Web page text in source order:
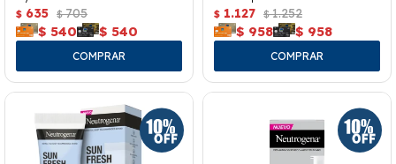
$ 635 $ 705
$ 540 $ 540
$ 1.127 $ 1.252
$ 958 $ 958